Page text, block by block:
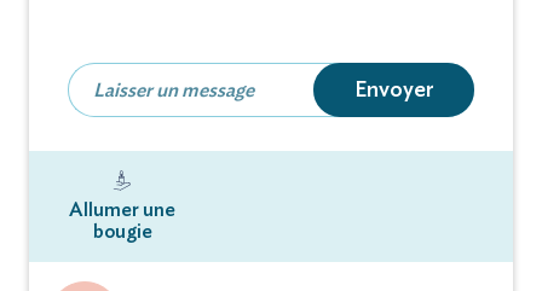
Envoyer
Allumer une
bougie